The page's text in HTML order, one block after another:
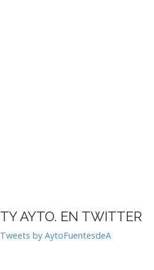
TY AYTO. EN TWITTER
Tweets by AytoFuentesdeA